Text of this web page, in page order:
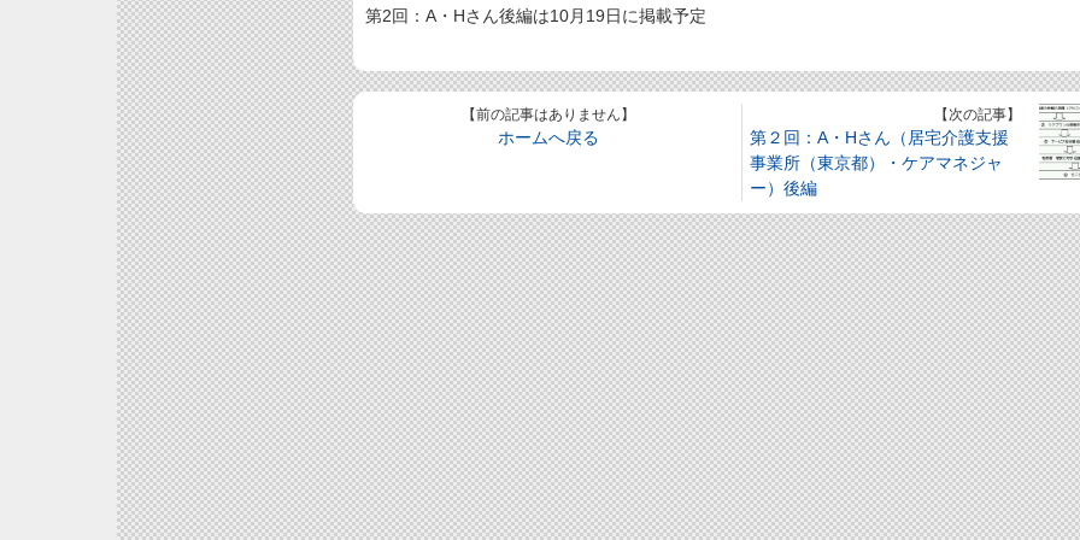
第2回：A・Hさん後編は10月19日に掲載予定
【前の記事はありません】
ホームへ戻る
【次の記事】
第２回：A・Hさん（居宅介護支援
事業所（東京都）・ケアマネジャ
ー）後編